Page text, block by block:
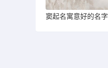
窦起名寓意好的名字